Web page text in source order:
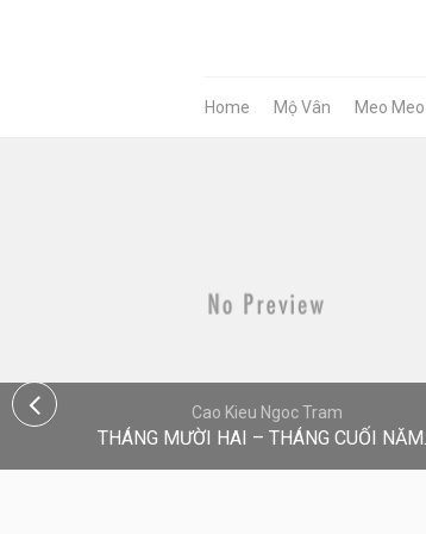
Home Mộ Vân Meo Meo
Cao Kieu Ngoc Tram
THÁNG MƯỜI HAI – THÁNG CUỐI NĂM…